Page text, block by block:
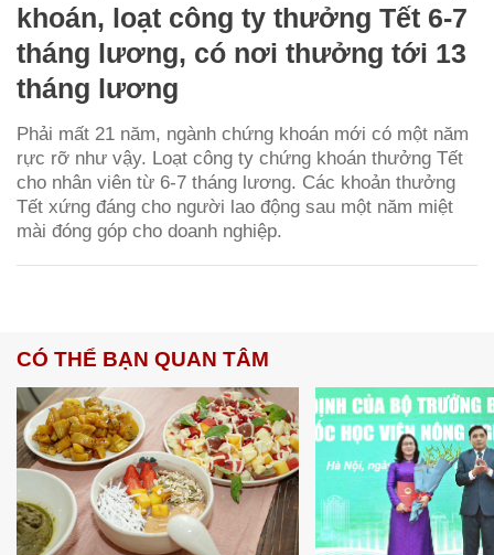
khoán, loạt công ty thưởng Tết 6-7
tháng lương, có nơi thưởng tới 13
tháng lương
Phải mất 21 năm, ngành chứng khoán mới có một năm
rực rỡ như vậy. Loạt công ty chứng khoán thưởng Tết
cho nhân viên từ 6-7 tháng lương. Các khoản thưởng
Tết xứng đáng cho người lao động sau một năm miệt
mài đóng góp cho doanh nghiệp.
CÓ THỂ BẠN QUAN TÂM